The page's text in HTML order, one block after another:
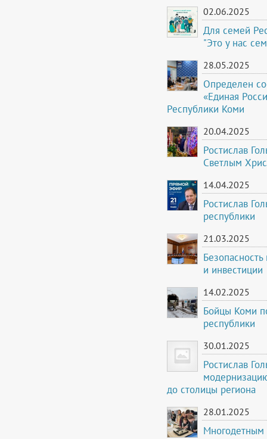
02.06.2025
Для семей
"Это у нас
28.05.2025
Определен
«Единая
Республики Коми
20.04.2025
Ростислав
Светлым
14.04.2025
Ростислав
республики
21.03.2025
и инвестиции
14.02.2025
Бойцы Коми
республики
30.01.2025
Ростислав
до столицы региона
28.01.2025
Многодетным